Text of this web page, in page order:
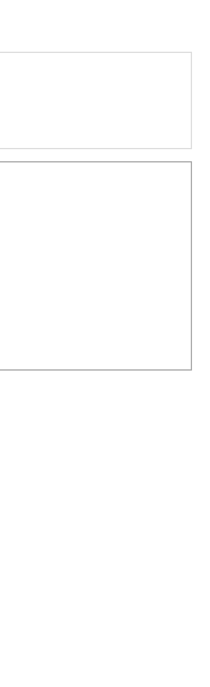
析に基づいた家計相談を
、資産運用、保険、離婚
演は延べ800校以上の高
ァイナンシャル・プラン
護のお金」（技術評論